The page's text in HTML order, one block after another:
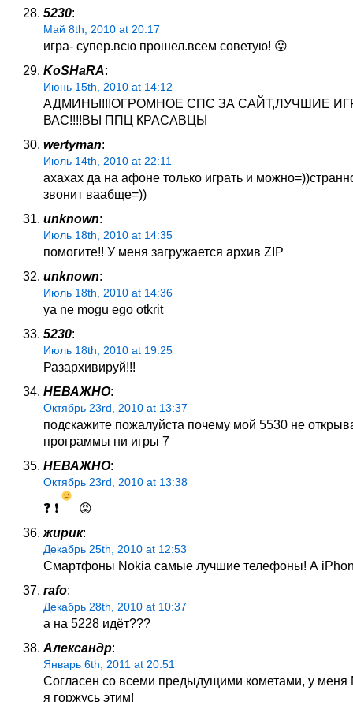
5230:
Май 8th, 2010 at 20:17
игра- супер.всю прошел.всем советую! 😛
KoSHaRA:
Июнь 15th, 2010 at 14:12
АДМИНЫ!!!ОГРОМНОЕ СПС ЗА САЙТ,ЛУЧШИЕ
ВАС!!!!ВЫ ППЦ КРАСАВЦЫ
wertyman:
Июль 14th, 2010 at 22:11
ахахах да на афоне только играть и
звонит ваабще=))
unknown:
Июль 18th, 2010 at 14:35
помогите!! У меня загружается архив ZIP
unknown:
Июль 18th, 2010 at 14:36
ya ne mogu ego otkrit
5230:
Июль 18th, 2010 at 19:25
Разархивируй!!!
НЕВАЖНО:
Октябрь 23rd, 2010 at 13:37
подскажите пожалуйста почему мой 5530 не
программы ни игры 7
НЕВАЖНО:
Октябрь 23rd, 2010 at 13:38
❓ ❗
😡
жирик:
Декабрь 25th, 2010 at 12:53
Смартфоны Nokia самые лучшие телефоны! А
rafo:
Декабрь 28th, 2010 at 10:37
а на 5228 идёт???
Александр:
Январь 6th, 2011 at 20:51
Согласен со всеми предыдущими кометами, у меня
я горжусь этим!